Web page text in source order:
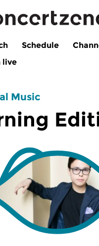
Schedule
live
Music